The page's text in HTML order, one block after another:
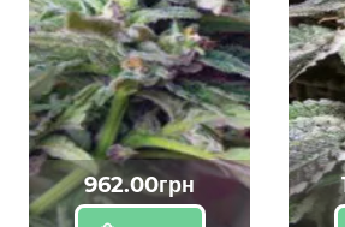
962.00грн